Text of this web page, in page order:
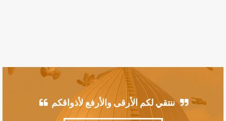
ننتقي لكم الأرقى والأرفع لأذواقكم